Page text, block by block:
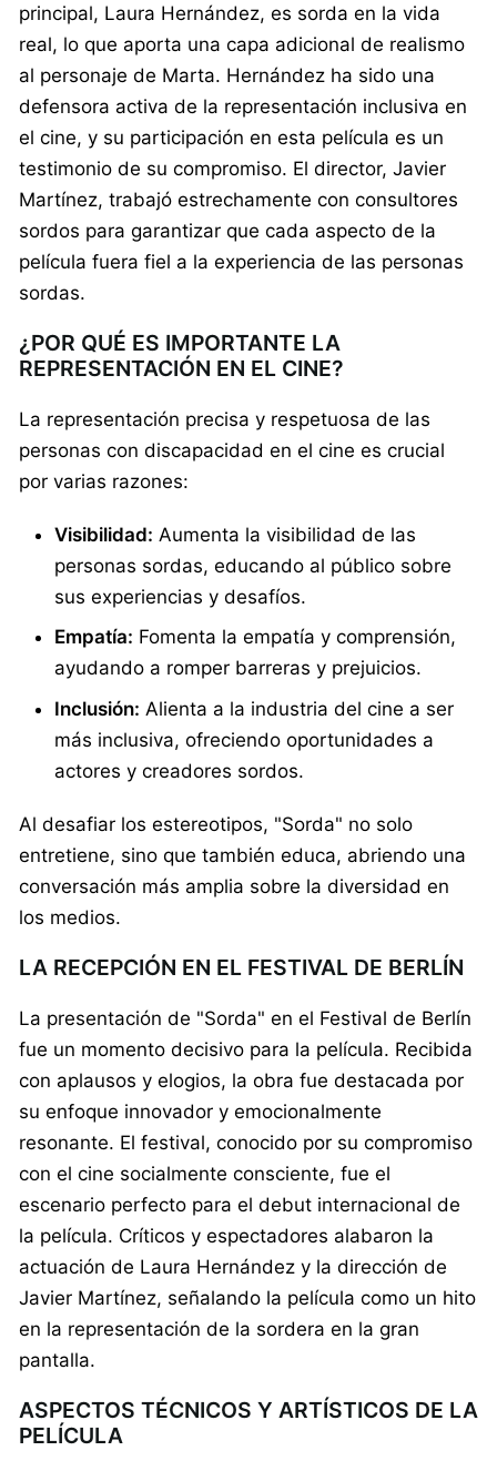
principal, Laura Hernández, es sorda en la vida
real, lo que aporta una capa adicional de realismo
al personaje de Marta. Hernández ha sido una
defensora activa de la representación inclusiva en
el cine, y su participación en esta película es un
testimonio de su compromiso. El director, Javier
Martínez, trabajó estrechamente con consultores
sordos para garantizar que cada aspecto de la
película fuera fiel a la experiencia de las personas
sordas.
¿POR QUÉ ES IMPORTANTE LA
REPRESENTACIÓN EN EL CINE?
La representación precisa y respetuosa de las
personas con discapacidad en el cine es crucial
por varias razones:
Visibilidad: Aumenta la visibilidad de las
personas sordas, educando al público sobre
sus experiencias y desafíos.
Empatía: Fomenta la empatía y comprensión,
ayudando a romper barreras y prejuicios.
Inclusión: Alienta a la industria del cine a ser
más inclusiva, ofreciendo oportunidades a
actores y creadores sordos.
Al desafiar los estereotipos, "Sorda" no solo
entretiene, sino que también educa, abriendo una
conversación más amplia sobre la diversidad en
los medios.
LA RECEPCIÓN EN EL FESTIVAL DE BERLÍN
La presentación de "Sorda" en el Festival de Berlín
fue un momento decisivo para la película. Recibida
con aplausos y elogios, la obra fue destacada por
su enfoque innovador y emocionalmente
resonante. El festival, conocido por su compromiso
con el cine socialmente consciente, fue el
escenario perfecto para el debut internacional de
la película. Críticos y espectadores alabaron la
actuación de Laura Hernández y la dirección de
Javier Martínez, señalando la película como un hito
en la representación de la sordera en la gran
pantalla.
ASPECTOS TÉCNICOS Y ARTÍSTICOS DE LA
PELÍCULA